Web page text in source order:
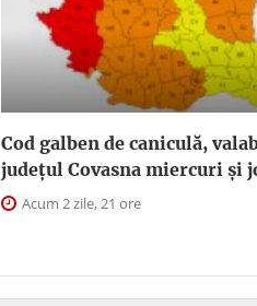
Cod galben de caniculă,
judeţul Covasna miercuri și
Acum 2 zile, 21 ore